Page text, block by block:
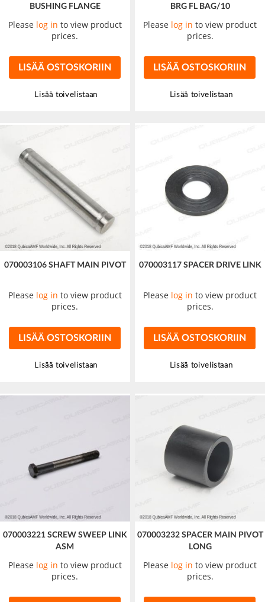
BUSHING FLANGE
Please log in to view product
prices.
LISÄÄ OSTOSKORIIN
Lisää toivelistaan
BRG FL BAG/10
Please log in to view product
prices.
LISÄÄ OSTOSKORIIN
Lisää toivelistaan
070003106 SHAFT MAIN PIVOT
Please log in to view product
prices.
LISÄÄ OSTOSKORIIN
Lisää toivelistaan
070003117 SPACER DRIVE LINK
Please log in to view product
prices.
LISÄÄ OSTOSKORIIN
Lisää toivelistaan
070003221 SCREW SWEEP LINK
ASM
Please log in to view product
prices.
070003232 SPACER MAIN PIVOT
LONG
Please log in to view product
prices.